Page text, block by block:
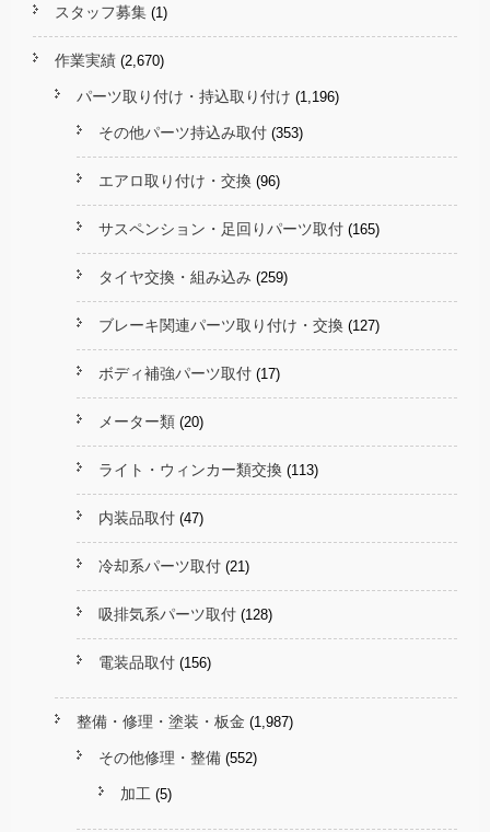
スタッフ募集 (1)
作業実績 (2,670)
パーツ取り付け・持込取り付け (1,196)
その他パーツ持込み取付 (353)
エアロ取り付け・交換 (96)
サスペンション・足回りパーツ取付 (165)
タイヤ交換・組み込み (259)
ブレーキ関連パーツ取り付け・交換 (127)
ボディ補強パーツ取付 (17)
メーター類 (20)
ライト・ウィンカー類交換 (113)
内装品取付 (47)
冷却系パーツ取付 (21)
吸排気系パーツ取付 (128)
電装品取付 (156)
整備・修理・塗装・板金 (1,987)
その他修理・整備 (552)
加工 (5)